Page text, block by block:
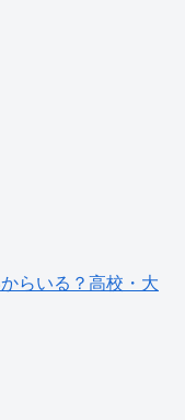
らいる？高校・大